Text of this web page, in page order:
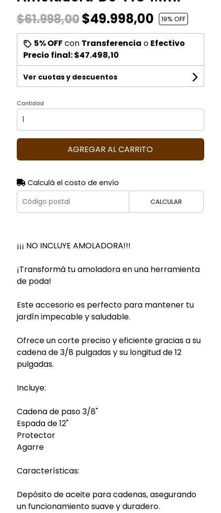
$61.998,00$49.998,00 19% OFF
5% OFFcon Transferencia o Efectivo
Precio final:$47.498,10
Ver cuotas y descuentos
Cantidad
AGREGAR AL CARRITO
Calculá el costo de envío
CALCULAR
¡¡¡ NO INCLUYE AMOLADORA!!!
¡Transformá tu amoladora en una herramienta
de poda!
Este accesorio es perfecto para mantener tu
jardín impecable y saludable.
Ofrece un corte preciso y eficiente gracias a su
cadena de 3/8 pulgadas y su longitud de 12
pulgadas.
Incluye:
Cadena de paso 3/8"
Espada de 12"
Protector
Agarre
Características:
Depósito de aceite para cadenas, asegurando
un funcionamiento suave y duradero.